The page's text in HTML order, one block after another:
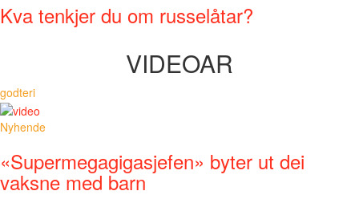
Kva tenkjer du om russelåtar?
VIDEOAR
godteri
Nyhende
«Supermegagigasjefen» byter ut dei
vaksne med barn